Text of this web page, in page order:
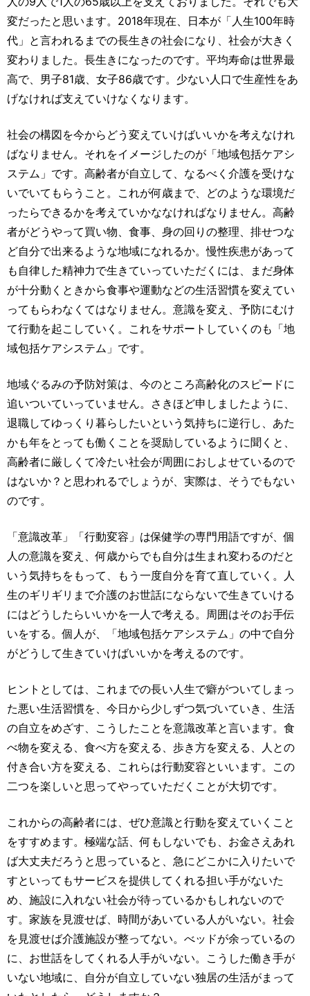
変だったと思います。2018年現在、日本が「人生100年時
代」と言われるまでの長生きの社会になり、社会が大きく
変わりました。長生きになったのです。平均寿命は世界最
高で、男子81歳、女子86歳です。少ない人口で生産性をあ
げなければ支えていけなくなります。
社会の構図を今からどう変えていけばいいかを考えなけれ
ばなりません。それをイメージしたのが「地域包括ケアシ
ステム」です。高齢者が自立して、なるべく介護を受けな
いでいてもらうこと。これが何歳まで、どのような環境だ
ったらできるかを考えていかななければなりません。高齢
者がどうやって買い物、食事、身の回りの整理、排せつな
ど自分で出来るような地域になれるか。慢性疾患があって
も自律した精神力で生きていっていただくには、まだ身体
が十分動くときから食事や運動などの生活習慣を変えてい
ってもらわなくてはなりません。意識を変え、予防にむけ
て行動を起こしていく。これをサポートしていくのも「地
域包括ケアシステム」です。
地域ぐるみの予防対策は、今のところ高齢化のスピードに
追いついていっていません。さきほど申しましたように、
退職してゆっくり暮らしたいという気持ちに逆行し、あた
かも年をとっても働くことを奨励しているように聞くと、
高齢者に厳しくて冷たい社会が周囲におしよせているので
はないか？と思われるでしょうが、実際は、そうでもない
のです。
「意識改革」「行動変容」は保健学の専門用語ですが、個
人の意識を変え、何歳からでも自分は生まれ変わるのだと
いう気持ちをもって、もう一度自分を育て直していく。人
生のギリギリまで介護のお世話にならないで生きていける
にはどうしたらいいかを一人で考える。周囲はそのお手伝
いをする。個人が、「地域包括ケアシステム」の中で自分
がどうして生きていけばいいかを考えるのです。
ヒントとしては、これまでの長い人生で癖がついてしまっ
た悪い生活習慣を、今日から少しずつ気づいていき、生活
の自立をめざす、こうしたことを意識改革と言います。食
べ物を変える、食べ方を変える、歩き方を変える、人との
付き合い方を変える、これらは行動変容といいます。この
二つを楽しいと思ってやっていただくことが大切です。
これからの高齢者には、ぜひ意識と行動を変えていくこと
をすすめます。極端な話、何もしないでも、お金さえあれ
ば大丈夫だろうと思っていると、急にどこかに入りたいで
すといってもサービスを提供してくれる担い手がないた
め、施設に入れない社会が待っているかもしれないので
す。家族を見渡せば、時間があいている人がいない。社会
を見渡せば介護施設が整ってない。べッドが余っているの
に、お世話をしてくれる人手がいない。こうした働き手が
いない地域に、自分が自立していない独居の生活がまって